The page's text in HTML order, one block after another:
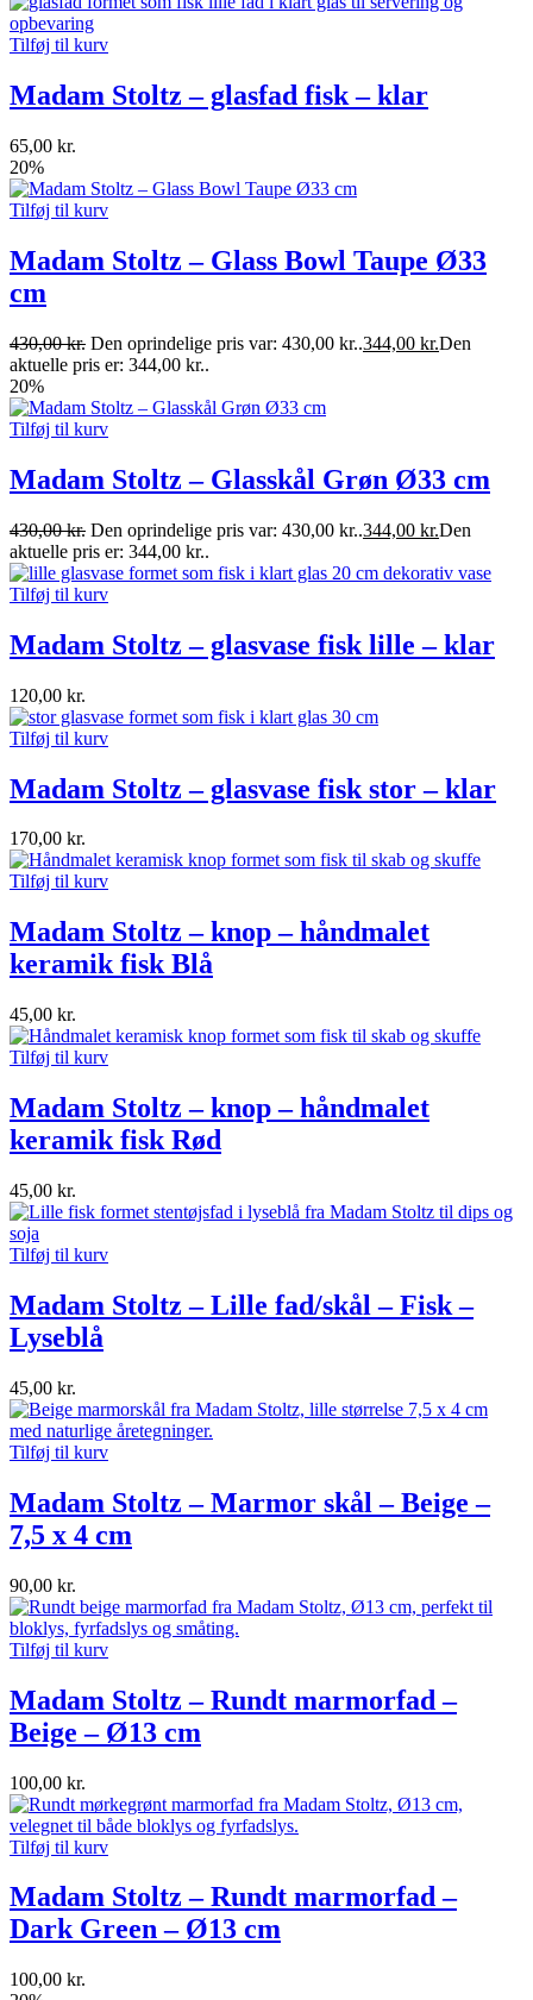
Tilføj til kurv
Madam Stoltz – glasfad fisk – klar
65,00 kr.
20%
Tilføj til kurv
Madam Stoltz – Glass Bowl Taupe Ø33
cm
430,00kr. Den oprindelige pris var: 430,00 kr..344,00 kr.Den
aktuelle pris er: 344,00 kr..
20%
Tilføj til kurv
Madam Stoltz – Glasskål Grøn Ø33 cm
430,00kr. Den oprindelige pris var: 430,00 kr..344,00 kr.Den
aktuelle pris er: 344,00 kr..
Tilføj til kurv
Madam Stoltz – glasvase fisk lille – klar
120,00 kr.
Tilføj til kurv
Madam Stoltz – glasvase fisk stor – klar
170,00 kr.
Tilføj til kurv
Madam Stoltz – knop – håndmalet
keramik fisk Blå
45,00 kr.
Tilføj til kurv
Madam Stoltz – knop – håndmalet
keramik fisk Rød
45,00 kr.
Tilføj til kurv
Madam Stoltz – Lille fad/skål – Fisk –
Lyseblå
45,00 kr.
Tilføj til kurv
Madam Stoltz – Marmor skål – Beige –
7,5 x 4 cm
90,00 kr.
Tilføj til kurv
Madam Stoltz – Rundt marmorfad –
Beige – Ø13 cm
100,00 kr.
Tilføj til kurv
Madam Stoltz – Rundt marmorfad –
Dark Green – Ø13 cm
100,00 kr.